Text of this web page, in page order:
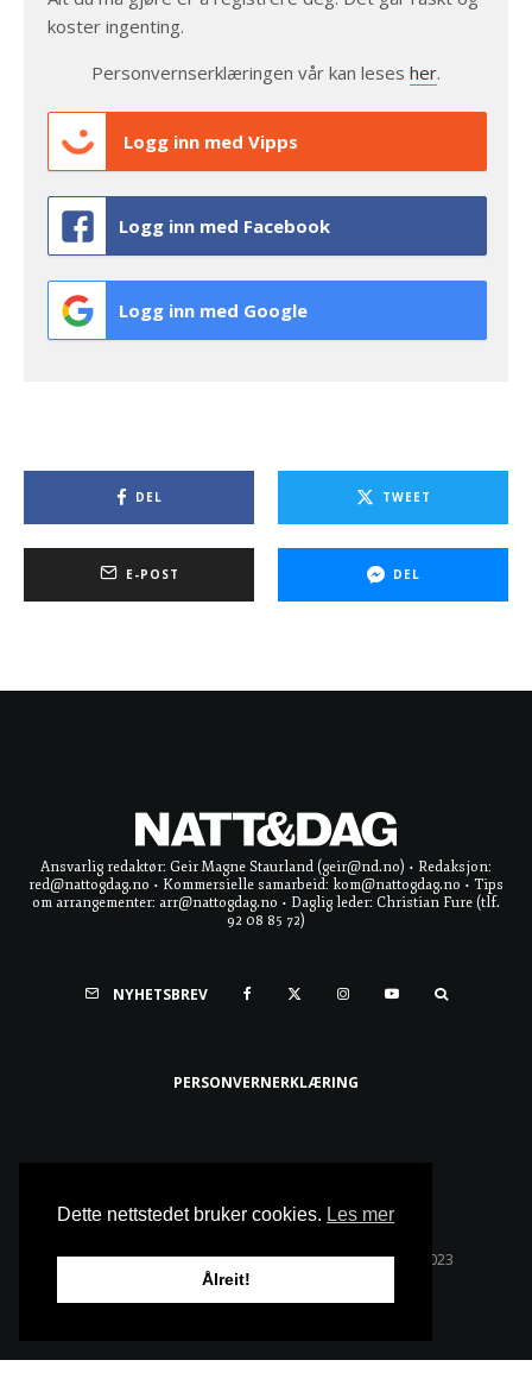
koster ingenting.
Personvernserklæringen vår kan leses her.
Logg inn med Vipps
Logg inn med Facebook
Logg inn med Google
DEL TWEET
E-POST DEL
Ansvarlig redaktør: Geir Magne Staurland (geir@nd.no) • Redaksjon:
red@nattogdag.no • Kommersielle samarbeid: kom@nattogdag.no • Tips
om arrangementer: arr@nattogdag.no • Daglig leder: Christian Fure (tlf.
92 08 85 72)
NYHETSBREV
PERSONVERNERKLÆRING
Alle rettigheter reservert • Copyright © Natt & Dag 2023
Dette nettstedet bruker cookies. Les mer
Ålreit!